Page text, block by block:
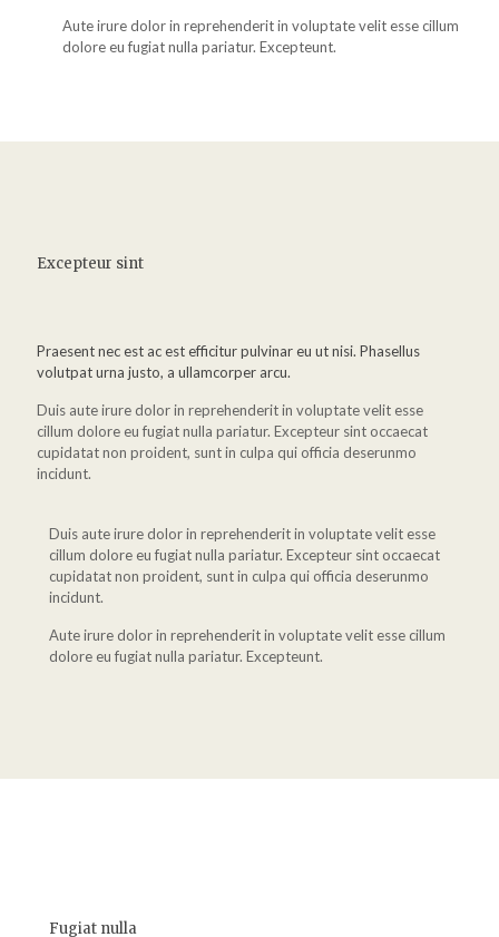
Aute irure dolor in reprehenderit in voluptate velit esse cillum
dolore eu fugiat nulla pariatur. Excepteunt.
Excepteur sint
Praesent nec est ac est efficitur pulvinar eu ut nisi. Phasellus
volutpat urna justo, a ullamcorper arcu.
Duis aute irure dolor in reprehenderit in voluptate velit esse
cillum dolore eu fugiat nulla pariatur. Excepteur sint occaecat
cupidatat non proident, sunt in culpa qui officia deserunmo
incidunt.
Duis aute irure dolor in reprehenderit in voluptate velit esse
cillum dolore eu fugiat nulla pariatur. Excepteur sint occaecat
cupidatat non proident, sunt in culpa qui officia deserunmo
incidunt.
Aute irure dolor in reprehenderit in voluptate velit esse cillum
dolore eu fugiat nulla pariatur. Excepteunt.
Fugiat nulla